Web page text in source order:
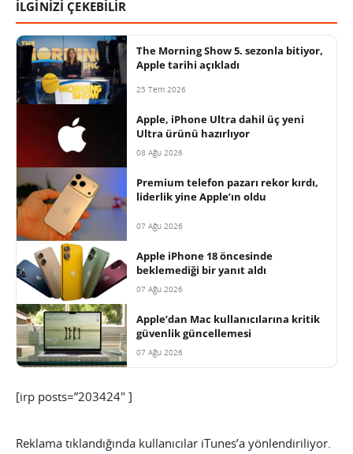
İLGİNİZİ ÇEKEBİLİR
The Morning Show 5. sezonla bitiyor,
Apple tarihi açıkladı
25 Tem 2026
Apple, iPhone Ultra dahil üç yeni
Ultra ürünü hazırlıyor
08 Ağu 2026
Premium telefon pazarı rekor kırdı,
liderlik yine Apple’ın oldu
07 Ağu 2026
Apple iPhone 18 öncesinde
beklemediği bir yanıt aldı
07 Ağu 2026
Apple’dan Mac kullanıcılarına kritik
güvenlik güncellemesi
07 Ağu 2026
[irp posts=”203424″ ]
Reklama tıklandığında kullanıcılar iTunes’a yönlendiriliyor.